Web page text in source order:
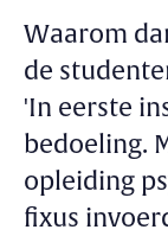
Waarom
de
'In eerste
bedoeling.
opleiding
fixus